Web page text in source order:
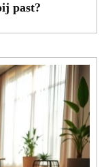
past?